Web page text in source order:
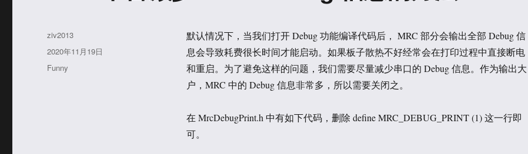
默认情况下，当我们打开 Debug 功能编译代码后， MRC 部分会输出全部 Debug 信
息会导致耗费很长时间才能启动。如果板子散热不好经常会在打印过程中直接断电
和重启。为了避免这样的问题，我们需要尽量减少串口的 Debug 信息。作为输出大
户，MRC 中的 Debug 信息非常多，所以需要关闭之。
在 MrcDebugPrint.h 中有如下代码，删除 define MRC_DEBUG_PRINT (1) 这一行即
可。
作
者
ziv2013
发
布
2020年11月19日
分
Funny